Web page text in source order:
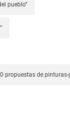
pueblo”
propuestas de